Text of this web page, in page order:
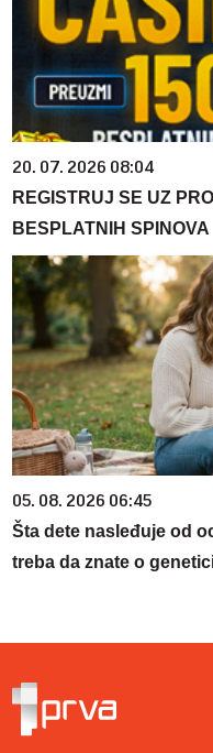
20. 07. 2026 08:04
REGISTRUJ SE UZ
BESPLATNIH SPINOVA
05. 08. 2026 06:45
Šta dete nasleđuje od
treba da znate o